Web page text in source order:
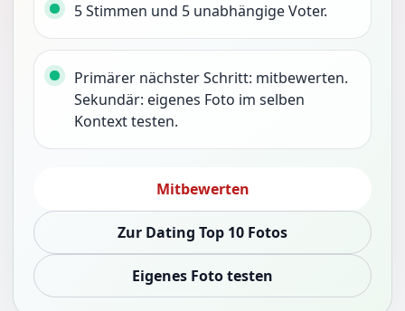
5 Stimmen und 5 unabhängige Voter.
Primärer nächster Schritt: mitbewerten.
Sekundär: eigenes Foto im selben
Kontext testen.
Mitbewerten
Zur Dating Top 10 Fotos
Eigenes Foto testen